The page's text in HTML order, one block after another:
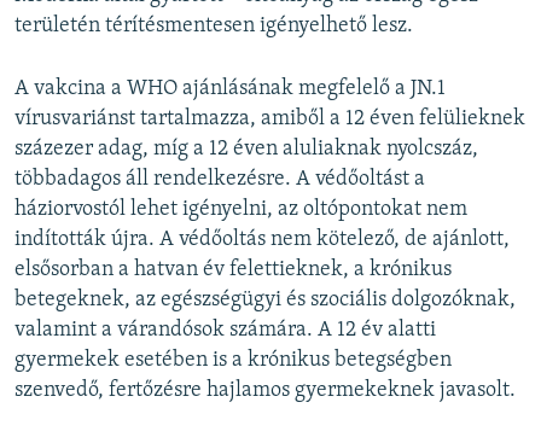
területén térítésmentesen igényelhető lesz.
A vakcina a WHO ajánlásának megfelelő a JN.1
vírusvariánst tartalmazza, amiből a 12 éven felülieknek
százezer adag, míg a 12 éven aluliaknak nyolcszáz,
többadagos áll rendelkezésre. A védőoltást a
háziorvostól lehet igényelni, az oltópontokat nem
indították újra. A védőoltás nem kötelező, de ajánlott,
elsősorban a hatvan év felettieknek, a krónikus
betegeknek, az egészségügyi és szociális dolgozóknak,
valamint a várandósok számára. A 12 év alatti
gyermekek esetében is a krónikus betegségben
szenvedő, fertőzésre hajlamos gyermekeknek javasolt.